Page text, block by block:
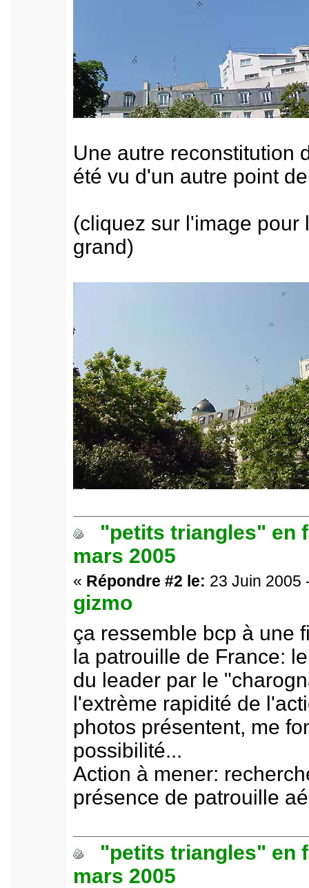
Une autre reconstitution
été vu d'un autre point
(cliquez sur l'image pour
grand)
"petits triangles" en
mars 2005
« Répondre #2 le: 23 Juin 2005
gizmo
ça ressemble bcp à une
la patrouille de France:
du leader par le
l'extrème rapidité de
photos présentent, me
possibilité...
Action à mener:
présence de patrouille
"petits triangles" en
mars 2005